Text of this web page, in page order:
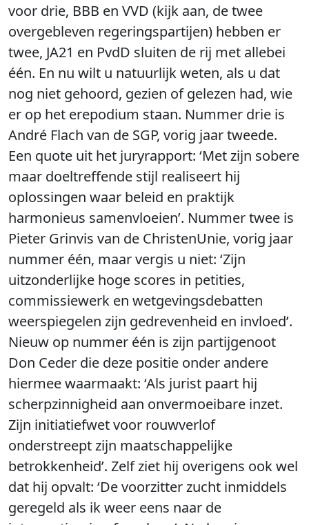
voor drie, BBB en VVD (kijk aan, de twee
overgebleven regeringspartijen) hebben er
twee, JA21 en PvdD sluiten de rij met allebei
één. En nu wilt u natuurlijk weten, als u dat
nog niet gehoord, gezien of gelezen had, wie
er op het erepodium staan. Nummer drie is
André Flach van de SGP, vorig jaar tweede.
Een quote uit het juryrapport: ‘Met zijn sobere
maar doeltreffende stijl realiseert hij
oplossingen waar beleid en praktijk
harmonieus samenvloeien’. Nummer twee is
Pieter Grinvis van de ChristenUnie, vorig jaar
nummer één, maar vergis u niet: ‘Zijn
uitzonderlijke hoge scores in petities,
commissiewerk en wetgevingsdebatten
weerspiegelen zijn gedrevenheid en invloed’.
Nieuw op nummer één is zijn partijgenoot
Don Ceder die deze positie onder andere
hiermee waarmaakt: ‘Als jurist paart hij
scherpzinnigheid aan onvermoeibare inzet.
Zijn initiatiefwet voor rouwverlof
onderstreept zijn maatschappelijke
betrokkenheid’. Zelf ziet hij overigens ook wel
dat hij opvalt: ‘De voorzitter zucht inmiddels
geregeld als ik weer eens naar de